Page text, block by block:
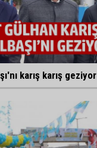
karış karış geziyor